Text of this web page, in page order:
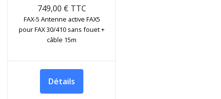
749,00 € TTC
FAX-5 Antenne active FAX5
pour FAX 30/410 sans fouet +
câble 15m
Détails